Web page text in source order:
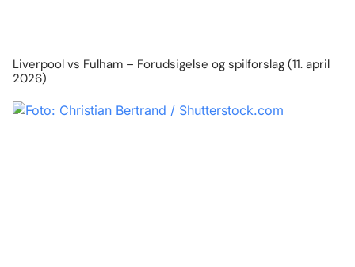
Liverpool vs Fulham – Forudsigelse og spilforslag (11. april
2026)